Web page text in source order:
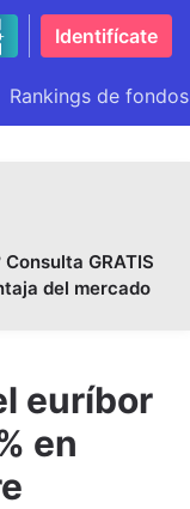
Identifícate
Rankings de fondos
GRATIS
del mercado
euríbor
en